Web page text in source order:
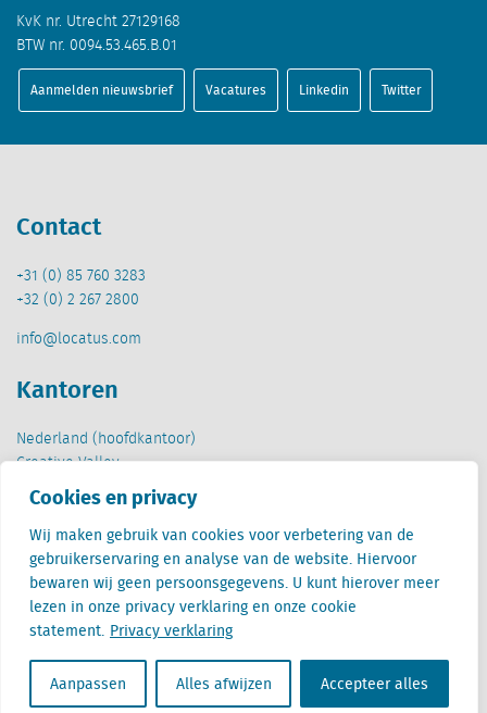
Cookies en privacy
Wij maken gebruik van cookies voor verbetering van de
gebruikerservaring en analyse van de website. Hiervoor
bewaren wij geen persoonsgegevens. U kunt hierover meer
lezen in onze privacy verklaring en onze cookie
statement. Privacy verklaring
Aanpassen Alles afwijzen Accepteer alles
KvK nr. Utrecht 27129168
BTW nr. 0094.53.465.B.01
Aanmelden nieuwsbrief Vacatures Linkedin Twitter
Contact
+31 (0) 85 760 3283
+32 (0) 2 267 2800
info@locatus.com
Kantoren
Nederland (hoofdkantoor)
Creative Valley
Stationsplein 32
3511 ED Utrecht
België
Cantersteen 47
1000 Brussel